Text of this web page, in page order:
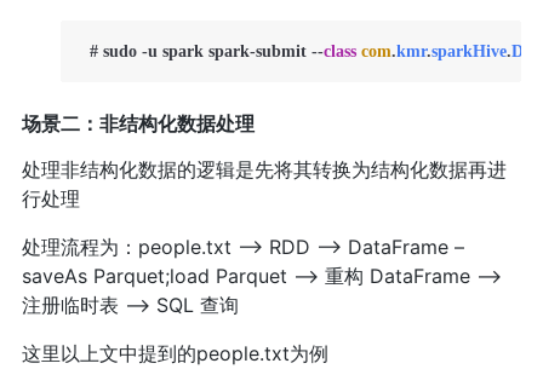
  # sudo -u spark spark-submit --
class com.kmr.sparkHive.
场景二：非结构化数据处理
处理非结构化数据的逻辑是先将其转换为结构化数据再进
行处理
处理流程为：people.txt --> RDD --> DataFrame –
saveAs Parquet;load Parquet --> 重构 DataFrame -->
注册临时表 --> SQL 查询
这里以上文中提到的people.txt为例